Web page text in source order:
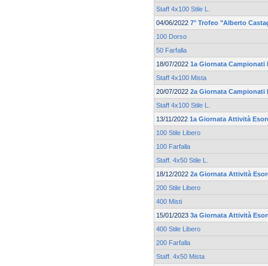
Staff 4x100 Stile L.
04/06/2022 7° Trofeo "Alberto
100 Dorso
50 Farfalla
18/07/2022 1a Giornata
Staff 4x100 Mista
20/07/2022 2a Giornata
Staff 4x100 Stile L.
13/11/2022 1a Giornata Attività
100 Stile Libero
100 Farfalla
Staff. 4x50 Stile L.
18/12/2022 2a Giornata Attività
200 Stile Libero
400 Misti
15/01/2023 3a Giornata Attività
400 Stile Libero
200 Farfalla
Staff. 4x50 Mista